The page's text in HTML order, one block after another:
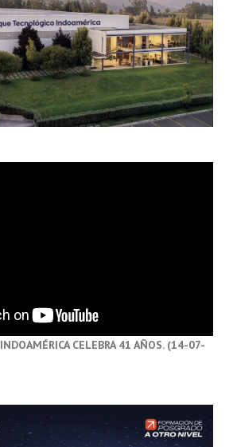
INDOAMÉRICA CELEBRA 41 AÑOS. (14-07-